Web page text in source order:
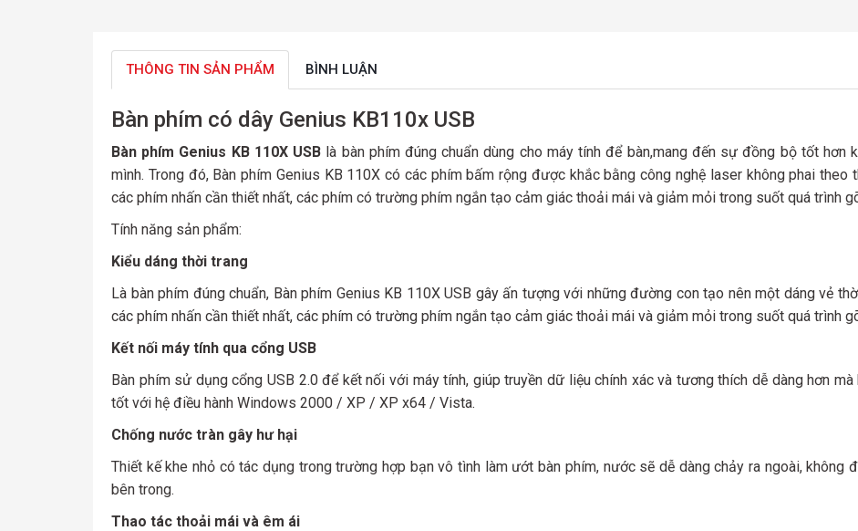
THÔNG TIN SẢN PHẨM BÌNH LUẬN
Bàn phím có dây Genius KB110x USB
Bàn phím Genius KB 110X USB là bàn phím đúng chuẩn dùng cho máy tính để bàn,mang đến sự đồng bộ tốt hơn
mình. Trong đó, Bàn phím Genius KB 110X có các phím bấm rộng được khắc bằng công nghệ laser không phai
các phím nhấn cần thiết nhất, các phím có trường phím ngắn tạo cảm giác thoải mái và giảm mỏi trong suốt quá trình
Tính năng sản phẩm:
Kiểu dáng thời trang
Là bàn phím đúng chuẩn, Bàn phím Genius KB 110X USB gây ấn tượng với những đường con tạo nên một dáng vẻ
các phím nhấn cần thiết nhất, các phím có trường phím ngắn tạo cảm giác thoải mái và giảm mỏi trong suốt quá trình
Kết nối máy tính qua cổng USB
Bàn phím sử dụng cổng USB 2.0 để kết nối với máy tính, giúp truyền dữ liệu chính xác và tương thích dễ dàng hơn
tốt với hệ điều hành Windows 2000 / XP / XP x64 / Vista.
Chống nước tràn gây hư hại
Thiết kế khe nhỏ có tác dụng trong trường hợp bạn vô tình làm ướt bàn phím, nước sẽ dễ dàng chảy ra ngoài, không
bên trong.
Thao tác thoải mái và êm ái